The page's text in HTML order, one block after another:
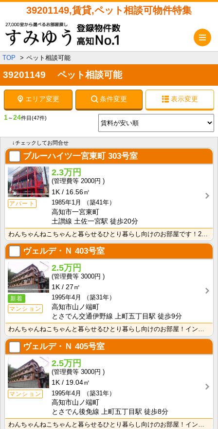
39201149,賃貸,ペット相談可物件特集
TOP ペット相談可能
39201149 ペット相談可能
エリア変更 条件変更 表示変更
1～24件目 (47件)
↓チェックしてお問合せ
ブルーハイツ一宮東町303号室
アパート
2.3万円
2000円
1K
16.56㎡
1985年1月
（築41年）
高知市一宮東町
土讃線 土佐一宮駅 徒歩20分
わんちゃんねこちゃんと暮らせるひとり暮らし向けのお部屋です！2026年6月下旬、ネット無料（Wi-F･･･
ヴェルデ・Ｎ 403号室
新着
マンション
2.5万円
3000円
1K
27㎡
1995年4月
（築31年）
高知市山ノ端町
とさでん交通伊野線 上町五丁目駅 徒歩9分
わんちゃんねこちゃんと暮らせるひとり暮らし向けのお部屋！インターネット月額接続使用無料なので、月々の･･･
ヴェルデ・Ｎ 405号室
マンション
2.5万円
3000円
1K
19.04㎡
1995年4月
（築31年）
高知市山ノ端町
とさでん後免線 上町五丁目駅 徒歩8分
わんちゃんねこちゃんと暮らせるひとり暮らし向けのお部屋！インターネット月額接続使用無料なので、月々の･･･